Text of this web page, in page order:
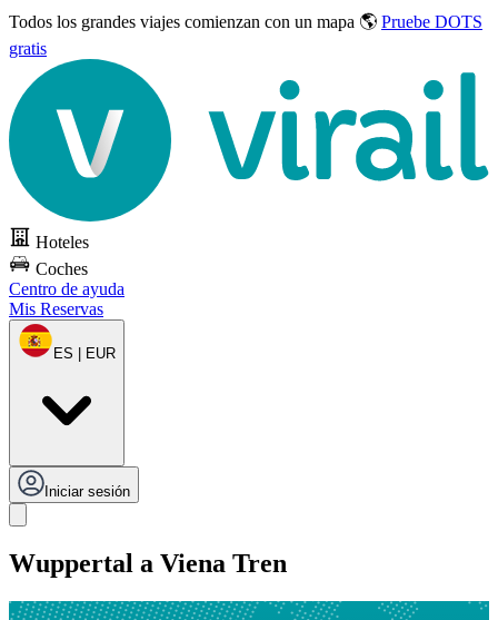
Todos los grandes viajes comienzan con un mapa 🌎 Pruebe DOTS
gratis
Hoteles
Coches
Centro de ayuda
Mis Reservas
ES | EUR
Iniciar sesión
Wuppertal a Viena Tren